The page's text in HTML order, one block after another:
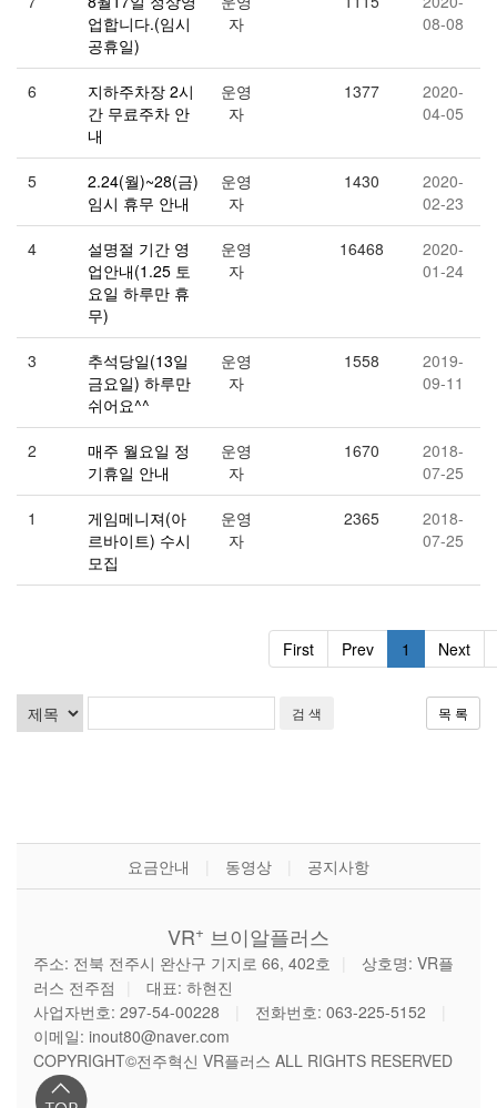
업합니다.(임시
공휴일)
자
08-08
6
지하주차장 2시
간 무료주차 안
내
운영
자
1377
2020-
04-05
5
2.24(월)~28(금)
임시 휴무 안내
운영
자
1430
2020-
02-23
4
설명절 기간 영
업안내(1.25 토
요일 하루만 휴
무)
운영
자
16468
2020-
01-24
3
추석당일(13일
금요일) 하루만
쉬어요^^
운영
자
1558
2019-
09-11
2
매주 월요일 정
기휴일 안내
운영
자
1670
2018-
07-25
1
게임메니져(아
르바이트) 수시
모집
운영
자
2365
2018-
07-25
First Prev 1 Next
목 록
요금안내 동영상 공지사항
VR+ 브이알플러스
주소: 전북 전주시 완산구 기지로 66, 402호
상호명: VR플
러스 전주점
대표: 하현진
사업자번호: 297-54-00228
전화번호: 063-225-5152
이메일: inout80@naver.com
COPYRIGHT©전주혁신 VR플러스 ALL RIGHTS RESERVED